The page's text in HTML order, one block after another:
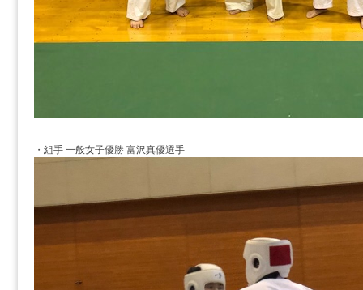
・組手 一般女子優勝 富沢真優選手